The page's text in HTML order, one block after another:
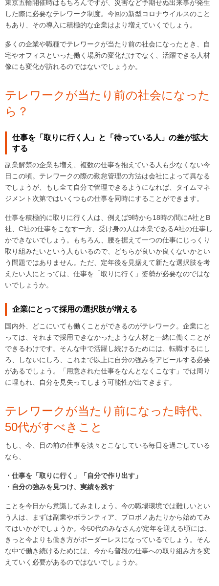
東京五輪開催時はもちろんですが、災害など予期せぬ出来事が発生
した際に必要なテレワーク制度。今回の新型コロナウイルスのこと
もあり、その導入に積極的な企業はより増えていくでしょう。
多くの企業や職種でテレワークが当たり前の社会になったとき、自
宅やオフィスといった働く場所の変化だけでなく、活躍できる人材
像にも変化が訪れるのではないでしょうか。
テレワークが当たり前の社会になった
ら？
仕事を「取りに行く人」と「待っている人」の差が拡大
する
副業解禁の企業も増え、複数の仕事を抱えている人も少なくない今
日この頃。テレワークの際の勤怠管理の方法は会社によって異なる
でしょうが、もし全て自分で管理できるようになれば、タイムマネ
ジメント次第ではいくつもの仕事を同時にすることができます。
仕事を積極的に取りに行く人は、例えば9時から18時の間にA社とB
社、C社の仕事をこなす一方、受け身の人は本業であるA社の仕事し
かできないでしょう。もちろん、腰を据えて一つの仕事にじっくり
取り組みたいという人もいるので、どちらが良いか良くないかとい
う問題ではありません。ただ、定年後を見据えて新たな選択肢を考
えたい人にとっては、仕事を「取りに行く」姿勢が必要なのではな
いでしょうか。
企業にとって採用の選択肢が増える
国内外、どこにいても働くことができるのがテレワーク。企業にと
っては、それまで採用できなかったような人材と一緒に働くことが
できるわけです。そんな中で活躍し続けるためには、転職するにし
ろ、しないにしろ、これまで以上に自分の強みをアピールする必要
があるでしょう。「用意された仕事をなんとなくこなす」では周り
に埋もれ、自分を見失ってしまう可能性が出てきます。
テレワークが当たり前になった時代、
50代がすべきこと
もし、今、目の前の仕事を淡々とこなしている毎日を過ごしている
なら、
・仕事を「取りに行く」「自分で作り出す」
・自分の強みを見つけ、実績を残す
ことを今日から意識してみましょう。今の職場環境では難しいとい
う人は、まずは副業やボランティア、プロボノあたりから始めてみ
てはいかがでしょうか。今50代のみなさんが定年を迎える頃には、
きっと今よりも働き方がボーダーレスになっているでしょう。そん
な中で働き続けるためには、今から普段の仕事への取り組み方を変
えていく必要があるのではないでしょうか。